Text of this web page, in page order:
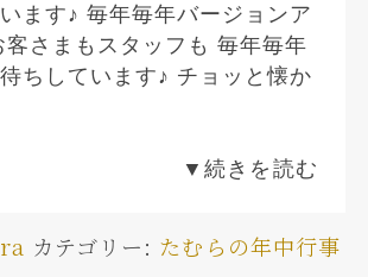
ます♪ 毎年毎年バージョンア
客さまもスタッフも 毎年毎年
ちしています♪ チョッと懐か
▼続きを読む
カテゴリー: たむらの年中行事